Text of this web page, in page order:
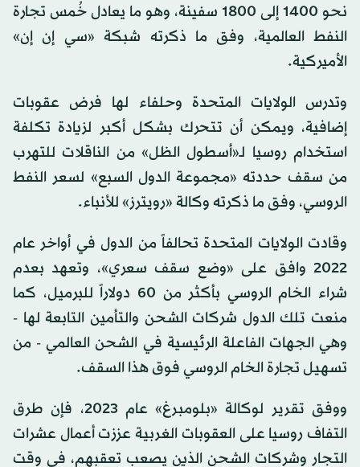
نحو 1400 إلى 1800 سفينة، وهو ما يعادل خُمس تجارة
النفط العالمية، وفق ما ذكرته شبكة «سي إن إن»
الأميركية.
وتدرس الولايات المتحدة وحلفاء لها فرض عقوبات
إضافية، ويمكن أن تتحرك بشكل أكبر لزيادة تكلفة
استخدام روسيا لـ«أسطول الظل» من الناقلات للتهرب
من سقف حددته «مجموعة الدول السبع» لسعر النفط
الروسي، وفق ما ذكرته وكالة «رويترز» للأنباء.
وقادت الولايات المتحدة تحالفاً من الدول في أواخر عام
2022 وافق على «وضع سقف سعري»، وتعهد بعدم
شراء الخام الروسي بأكثر من 60 دولاراً للبرميل، كما
منعت تلك الدول شركات الشحن والتأمين التابعة لها -
وهي الجهات الفاعلة الرئيسية في الشحن العالمي - من
تسهيل تجارة الخام الروسي فوق هذا السقف.
ووفق تقرير لوكالة «بلومبرغ» عام 2023، فإن طرق
التفاف روسيا على العقوبات الغربية عززت أعمال عشرات
التجار وشركات الشحن الذين يصعب تعقبهم، في وقت